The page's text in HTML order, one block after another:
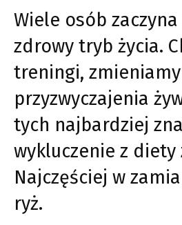
Wiele osób
zdrowy tryb życia.
treningi, zmieniamy
przyzwyczajenia
tych najbardziej
wykluczenie z diety
Najczęściej w
ryż.